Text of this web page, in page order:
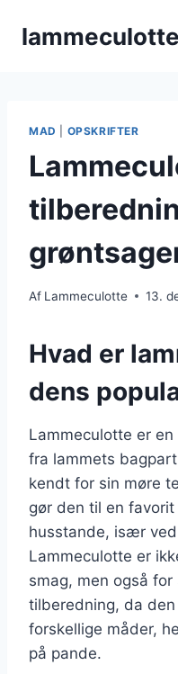
MAD OPSKRIFTER
Af Lammeculotte 13.
Hvad er
dens
Lammeculotte er
fra lammets
kendt for sin møre
gør den til en
husstande, især
Lammeculotte er
smag, men også
tilberedning, da
forskellige måder,
på pande.